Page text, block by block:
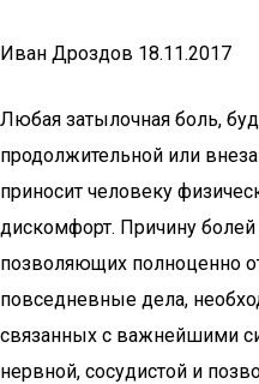
Иван Дроздов 18.11.2017
Любая затылочная боль,
продолжительной или
приносит человеку
дискомфорт. Причину болей
позволяющих полноценно
повседневные дела,
связанных с важнейшими
нервной, сосудистой и